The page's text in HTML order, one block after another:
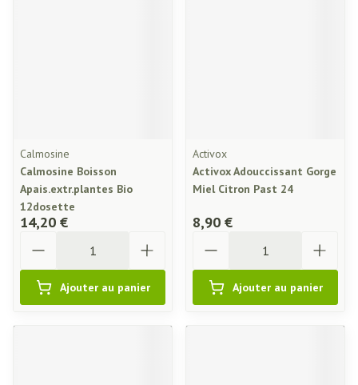
Calmosine
Calmosine Boisson
Apais.extr.plantes Bio
12dosette
14,20 €
Ajouter au panier
Activox
Activox Adouccissant Gorge
Miel Citron Past 24
8,90 €
Ajouter au panier